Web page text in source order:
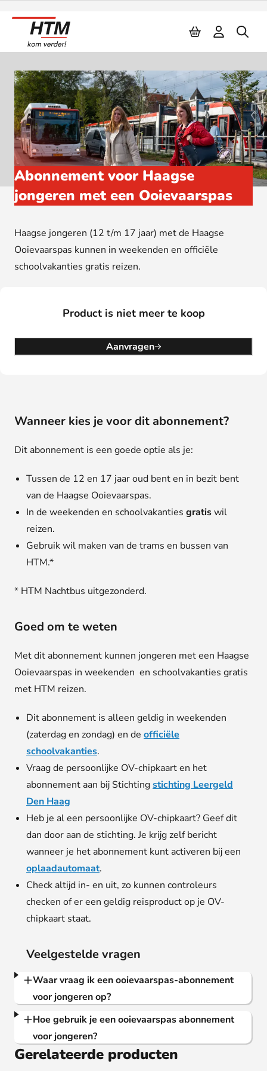
Abonnement voor Haagse
jongeren met een Ooievaarspas
Haagse jongeren (12 t/m 17 jaar) met de Haagse
Ooievaarspas kunnen in weekenden en officiële
schoolvakanties gratis reizen.
Product is niet meer te koop
Aanvragen
Wanneer kies je voor dit abonnement?
Dit abonnement is een goede optie als je:
Tussen de 12 en 17 jaar oud bent en in bezit bent
van de Haagse Ooievaarspas.
In de weekenden en schoolvakanties gratiswil
reizen.
Gebruik wil maken van de trams en bussen van
HTM.*
* HTM Nachtbus uitgezonderd.
Goed om te weten
Met dit abonnement kunnen jongeren met een Haagse
Ooievaarspas in weekenden en schoolvakanties gratis
met HTM reizen.
Dit abonnement is alleen geldig in weekenden
(zaterdag en zondag) en de officiële
schoolvakanties.
Vraag de persoonlijke OV-chipkaart en het
abonnement aan bij Stichtingstichting Leergeld
Den Haag
Heb je al een persoonlijke OV-chipkaart? Geef dit
dan door aan de stichting. Je krijg zelf bericht
wanneer je het abonnement kunt activeren bij een
oplaadautomaat.
Check altijd in- en uit, zo kunnen controleurs
checken of er een geldig reisproduct op je OV-
chipkaart staat.
Veelgestelde vragen
Waar vraag ik een ooievaarspas-abonnement
voor jongeren op?
Hoe gebruik je een ooievaarspas abonnement
voor jongeren?
Gerelateerde producten